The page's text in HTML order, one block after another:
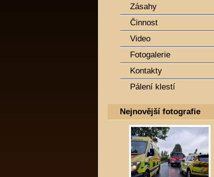
Zásahy
Činnost
Video
Fotogalerie
Kontakty
Pálení klestí
Nejnovější fotografie